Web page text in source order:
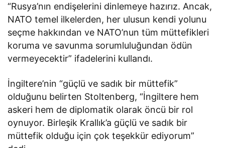
“Rusya’nın endişelerini dinlemeye hazırız. Ancak,
NATO temel ilkelerden, her ulusun kendi yolunu
seçme hakkından ve NATO’nun tüm müttefikleri
koruma ve savunma sorumluluğundan ödün
vermeyecektir” ifadelerini kullandı.
İngiltere’nin “güçlü ve sadık bir müttefik”
olduğunu belirten Stoltenberg, “İngiltere hem
askeri hem de diplomatik olarak öncü bir rol
oynuyor. Birleşik Krallık’a güçlü ve sadık bir
müttefik olduğu için çok teşekkür ediyorum”